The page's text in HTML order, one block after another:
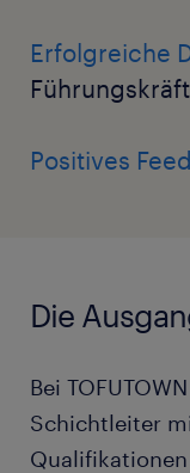
Erfolgreiche
Positives
Die
Bei
Schichtleiter